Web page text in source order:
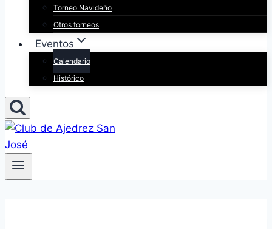
Torneo Navideño
Otros torneos
Eventos
Calendario
Histórico